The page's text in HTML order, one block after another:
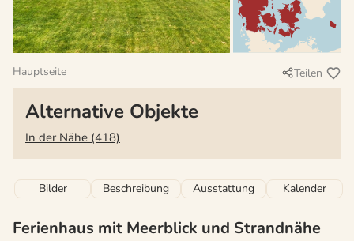
Hauptseite Teilen
Alternative Objekte
In der Nähe (418)
Bilder Beschreibung Ausstattung Kalender
Ferienhaus mit Meerblick und Strandnähe